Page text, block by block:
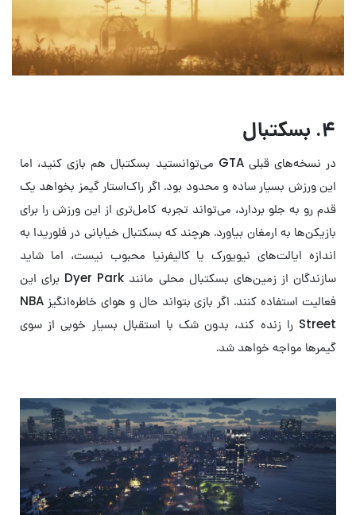
۴. بسکتبال
در نسخه‌های قبلی GTA می‌توانستید بسکتبال هم بازی کنید، اما
این ورزش بسیار ساده و محدود بود. اگر راک‌استار گیمز بخواهد یک
قدم رو به جلو بردارد، می‌تواند تجربه کامل‌تری از این ورزش را برای
بازیکن‌ها به ارمغان بیاورد. هرچند که بسکتبال خیابانی در فلوریدا به
اندازه ایالت‌های نیویورک یا کالیفرنیا محبوب نیست، اما شاید
سازندگان از زمین‌های بسکتبال محلی مانند Dyer Park برای این
فعالیت استفاده کنند. اگر بازی بتواند حال و هوای خاطره‌انگیز NBA
Street را زنده کند، بدون شک با استقبال بسیار خوبی از سوی
گیمرها مواجه خواهد شد.